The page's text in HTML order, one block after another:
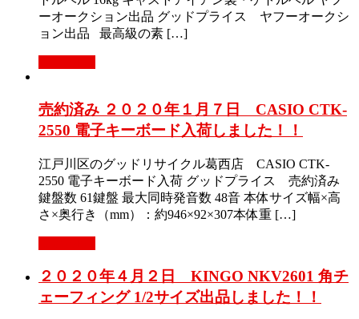
ーオークション出品 グッドプライス ヤフーオークシ
ョン出品 最高級の素 […]
売約済み ２０２０年１月７日 CASIO CTK-
2550 電子キーボード入荷しました！！
江戸川区のグッドリサイクル葛西店 CASIO CTK-
2550 電子キーボード入荷 グッドプライス 売約済み
鍵盤数 61鍵盤 最大同時発音数 48音 本体サイズ幅×高
さ×奥行き（mm）：約946×92×307本体重 […]
２０２０年４月２日 KINGO NKV2601 角チ
ェーフィング 1/2サイズ出品しました！！